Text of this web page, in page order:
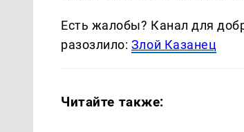
Есть жалобы? Канал для
разозлило: Злой Казанец
Читайте также: